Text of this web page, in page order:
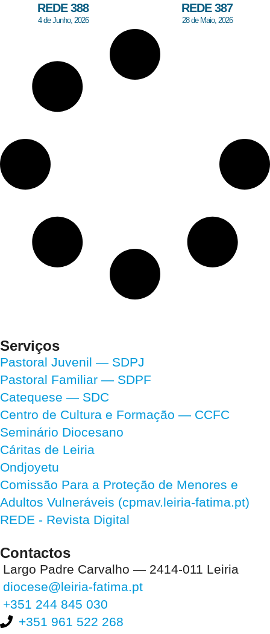
REDE 388
4 de Junho, 2026
REDE 387
28 de Maio, 2026
Serviços
Pastoral Juvenil — SDPJ
Pastoral Familiar — SDPF
Catequese — SDC
Centro de Cultura e Formação — CCFC
Seminário Diocesano
Cáritas de Leiria
Ondjoyetu
Comissão Para a Proteção de Menores e
Adultos Vulneráveis (cpmav.leiria-fatima.pt)
REDE - Revista Digital
Contactos
Largo Padre Carvalho — 2414-011 Leiria
diocese@leiria-fatima.pt
+351 244 845 030
+351 961 522 268